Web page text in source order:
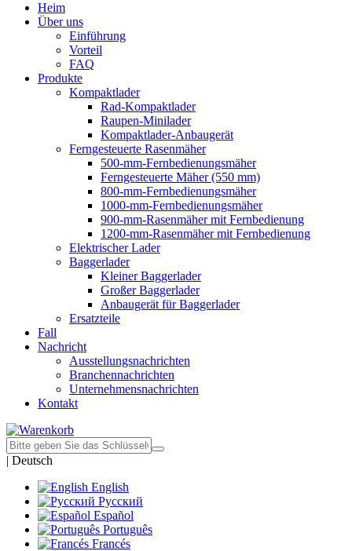
Heim
Über uns
Einführung
Vorteil
FAQ
Produkte
Kompaktlader
Rad-Kompaktlader
Raupen-Minilader
Kompaktlader-Anbaugerät
Ferngesteuerte Rasenmäher
500-mm-Fernbedienungsmäher
Ferngesteuerte Mäher (550 mm)
800-mm-Fernbedienungsmäher
1000-mm-Fernbedienungsmäher
900-mm-Rasenmäher mit Fernbedienung
1200-mm-Rasenmäher mit Fernbedienung
Elektrischer Lader
Baggerlader
Kleiner Baggerlader
Großer Baggerlader
Anbaugerät für Baggerlader
Ersatzteile
Fall
Nachricht
Ausstellungsnachrichten
Branchennachrichten
Unternehmensnachrichten
Kontakt
| Deutsch
English
Русский
Español
Português
Francés